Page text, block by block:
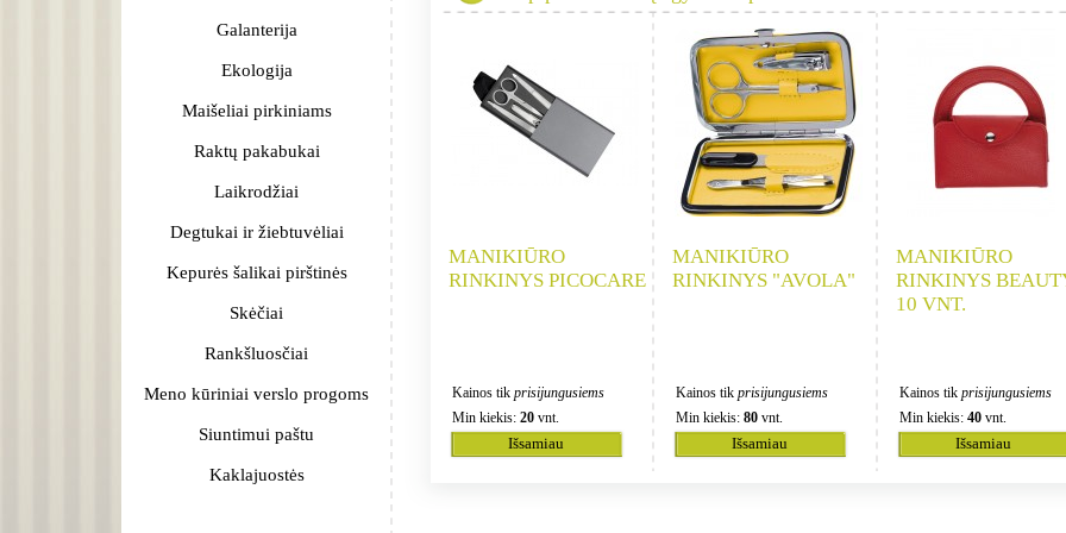
Galanterija
Ekologija
Maišeliai pirkiniams
Raktų pakabukai
Laikrodžiai
Degtukai ir žiebtuvėliai
Kepurės šalikai pirštinės
Skėčiai
Rankšluosčiai
Meno kūriniai verslo progoms
Siuntimui paštu
Kaklajuostės
MANIKIŪRO
RINKINYS PICOCARE
Kainos tik prisijungusiems
Min kiekis: 20vnt.
Išsamiau
MANIKIŪRO
RINKINYS "AVOLA"
Kainos tik prisijungusiems
Min kiekis: 80vnt.
Išsamiau
MANIKIŪRO
RINKINYS
10 VNT.
Kainos tik prisijungusiems
Min kiekis: 40vnt.
Išsamiau